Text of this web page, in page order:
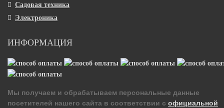
Садовая техника
Электроника
ИНФОРМАЦИЯ
Мы получаем и обрабатываем персональные данные
посетителей нашего сайта в соответствии с официальной